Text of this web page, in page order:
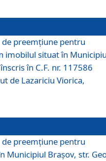
preemţiune pentru
imobilul situat în
în C.F. nr. 117586
de Lazariciu Viorica,
preemţiune pentru
Municipiul Braşov, str.